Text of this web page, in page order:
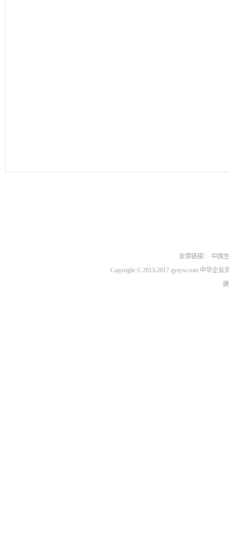
友情链接：
中国
Copyright © 2013-2017 qyzyw.com 中华企业